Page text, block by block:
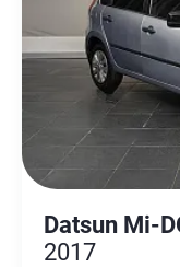
Datsun Mi-
2017